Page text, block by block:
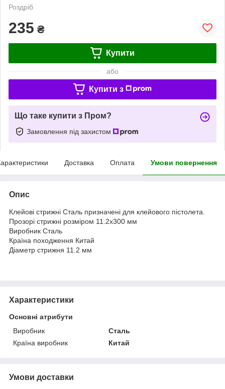
Роздріб
235 ₴
Купити
або
Купити з
Що таке купити з Пром?
Замовлення під захистом
Доставка Оплата Умови повернення
Опис
Клейові стрижні Сталь призначені для клейового пістолета.
Прозорі стрижні розміром 11.2х300 мм
Виробник Сталь
Країна походження Китай
Діаметр стрижня 11.2 мм
Характеристики
Основні атрибути
Виробник
Сталь
Країна виробник
Китай
Умови доставки